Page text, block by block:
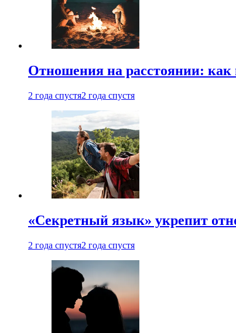
Отношения на расстоянии: как
2 года спустя2 года спустя
«Секретный язык» укрепит
2 года спустя2 года спустя